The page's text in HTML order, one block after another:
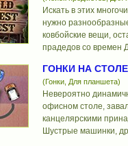
Искать в этих
нужно
ковбойские вещи,
прадедов со времен
ГОНКИ НА СТОЛЕ
(Гонки, Для планшета)
Невероятно
офисном столе,
канцелярскими
Шустрые машинки,